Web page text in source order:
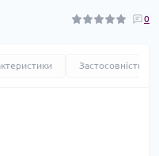
0
Застосовність